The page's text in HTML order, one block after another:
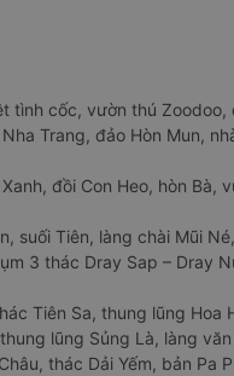
tình cốc, vườn thú
Trang, đảo Hòn Mun,
đồi Con Heo, hòn Bà,
suối Tiên, làng chài Mũi
3 thác Dray Sap – Dray
Tiên Sa, thung lũng Hoa
lũng Sủng Là, làng
thác Dải Yếm, bản Pa